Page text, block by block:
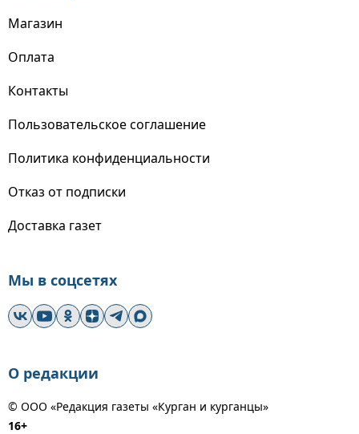
Магазин
Оплата
Контакты
Пользовательское соглашение
Политика конфиденциальности
Отказ от подписки
Доставка газет
Мы в соцсетях
О редакции
© ООО «Редакция газеты «Курган и курганцы»
16+